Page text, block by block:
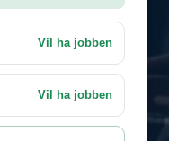
Vil ha jobben
Vil ha jobben